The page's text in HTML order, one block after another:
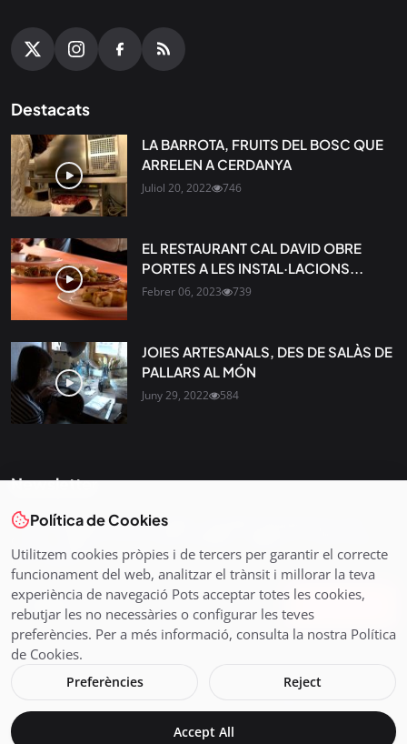
Destacats
LA BARROTA, FRUITS DEL BOSC QUE
ARRELEN A CERDANYA
Juliol 20, 2022 746
EL RESTAURANT CAL DAVID OBRE
PORTES A LES INSTAL·LACIONS...
Febrer 06, 2023 739
JOIES ARTESANALS, DES DE SALÀS DE
PALLARS AL MÓN
Juny 29, 2022 584
Newsletter
Tota l’actualitat, seleccionada i enviada directament al teu
que importa.
Subscriu-te
Avís legal i Política de Cookies
Política de Cookies
Utilitzem cookies pròpies i de tercers per garantir el correcte
funcionament del web, analitzar el trànsit i millorar la teva
experiència de navegació Pots acceptar totes les cookies,
rebutjar les no necessàries o configurar les teves
preferències. Per a més informació, consulta la nostra Política
de Cookies.
Preferències Reject
Accept All